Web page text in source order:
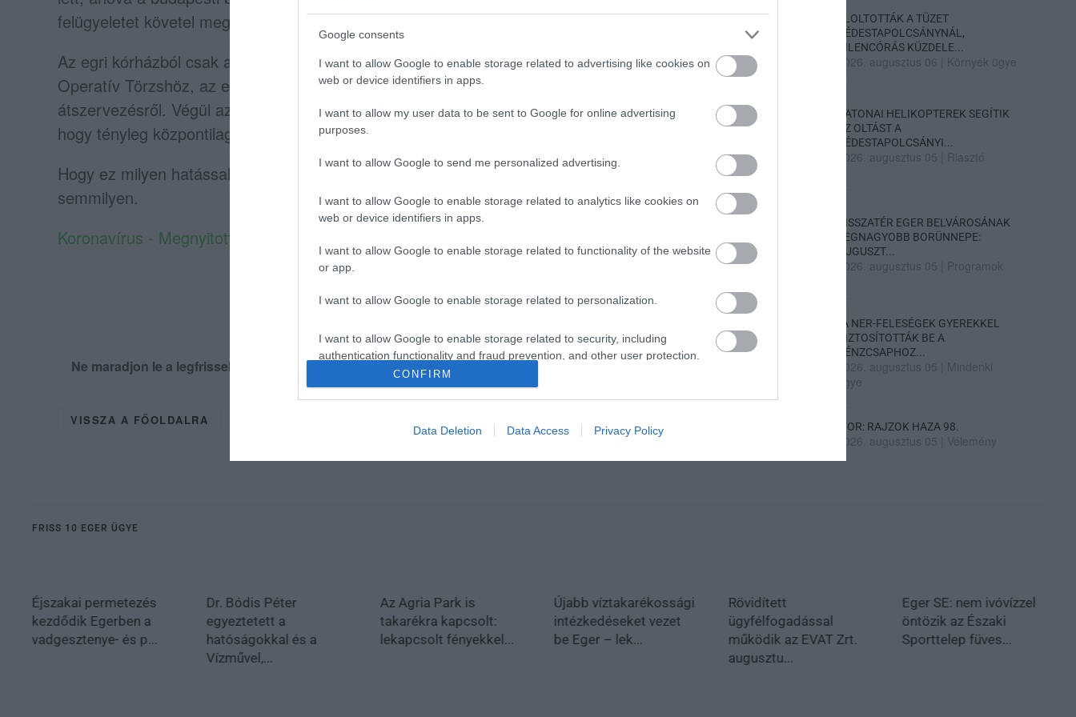
Google consents
I want to allow Google to enable storage related to advertising like cookies on
web or device identifiers in apps.
I want to allow my user data to be sent to Google for online advertising
purposes.
I want to allow Google to send me personalized advertising.
I want to allow Google to enable storage related to analytics like cookies on
web or device identifiers in apps.
I want to allow Google to enable storage related to functionality of the website
or app.
I want to allow Google to enable storage related to personalization.
I want to allow Google to enable storage related to security, including
authentication functionality and fraud prevention, and other user protection.
CONFIRM
Data Deletion Data Access Privacy Policy
felügyeletet követel meg.
Az egri kórházból csak annyit közöltek a Napi.hu-val, hogy kérdéseikkel forduljanak az
Operatív Törzshöz, az egri önkormányzatnak pedig nem volt információja az
átszervezésről. Végül az Emberi Erőforrások Minisztériuma erősítette meg a lapnak,
hogy tényleg központilag szervezett átvezénylésről van szó.
Hogy ez milyen hatással lesz az egri kórház betegellátására? A minisztérium szerint
semmilyen.
Koronavírus - Megnyitották a kiskunhalasi konténerkórházat
Ne maradjon le a legfrissebb hírekről, kövessen bennünket az EGRI ÜGYEK Google Hírek oldalán!
VISSZA A FŐOLDALRA
ELOLTOTTÁK A TÜZET
DÉDESTAPOLCSÁNYNÁL,
KILENCÓRÁS KÜZDELE...
2026. augusztus 06 Környék ügye
KATONAI HELIKOPTEREK SEGÍTIK
AZ OLTÁST A
DÉDESTAPOLCSÁNYI...
2026. augusztus 05 Riasztó
VISSZATÉR EGER BELVÁROSÁNAK
LEGNAGYOBB BORÜNNEPE:
AUGUSZT...
2026. augusztus 05 Programok
„A NER-FELESÉGEK GYEREKKEL
BIZTOSÍTOTTÁK BE A
PÉNZCSAPHOZ...
2026. augusztus 05
Mindenki
ügye
SIOR: RAJZOK HAZA 98.
2026. augusztus 05 Vélemény
FRISS 10 EGER ÜGYE
Éjszakai permetezés
kezdődik Egerben a
vadgesztenye- és p...
Dr. Bódis Péter
egyeztetett a
hatóságokkal és a
Vízművel,...
Az Agria Park is
takarékra kapcsolt:
lekapcsolt fényekkel...
Újabb víztakarékossági
intézkedéseket vezet
be Eger – lek...
Rövidített
ügyfélfogadással
működik az EVAT Zrt.
augusztu...
Eger SE: nem ivóvízzel
öntözik az Északi
Sporttelep füves...